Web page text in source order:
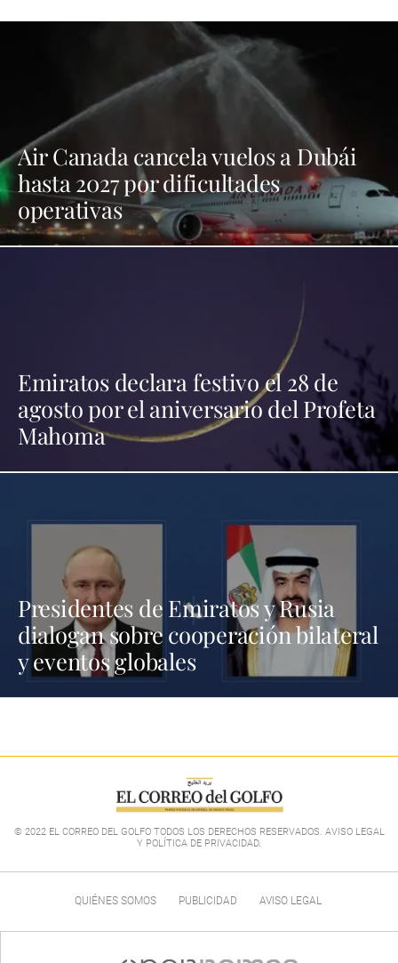
Air Canada cancela vuelos a Dubái
hasta 2027 por dificultades
operativas
Emiratos declara festivo el 28 de
agosto por el aniversario del Profeta
Mahoma
Presidentes de Emiratos y Rusia
dialogan sobre cooperación bilateral
y eventos globales
© 2022 EL CORREO DEL GOLFO TODOS LOS DERECHOS RESERVADOS. AVISO LEGAL
Y POLÍTICA DE PRIVACIDAD.
QUIÉNES SOMOS PUBLICIDAD AVISO LEGAL